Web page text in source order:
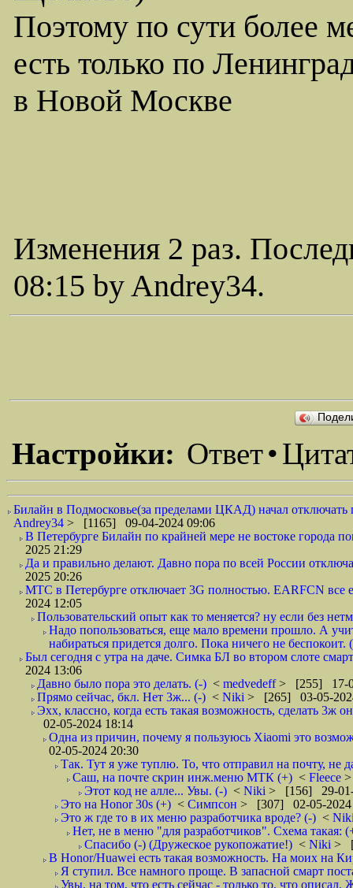
Поэтому по сути более
есть только по
в Новой Москве
Изменения 2 раз.
08:15 by Andrey34.
Настройки: Ответ•
Билайн в Подмосковье(за пределами ЦКАД) начал отключать
Andrey34 > [1165] 09-04-2024 09:06
В Петербурге Билайн по крайней мере не востоке города
2025 21:29
Да и правильно делают. Давно пора по всей России
2025 20:26
МТС в Петербурге отключает 3G полностью. EARFCN все
2024 12:05
Пользовательский опыт как то меняется? ну если без
Надо попользоваться, еще мало времени прошло. А
набираться придется долго. Пока ничего не беспокоит.
Был сегодня с утра на даче. Симка БЛ во втором слоте
2024 13:06
Давно было пора это делать. (-) < medvedeff> [255] 17-
Прямо сейчас, бкл. Нет 3ж... (-) < Niki > [265] 03-05-
Эхх, классно, когда есть такая возможность, сделать
02-05-2024 18:14
Одна из причин, почему я пользуюсь Xiaomi это
02-05-2024 20:30
Так. Тут я уже туплю. То, что отправил на почту, не
Саш, на почте скрин инж.меню МТК (+) < Fleece
Этот код не алле... Увы. (-) < Niki > [156] 29-01-
Это на Honor 30s (+) < Симпсон > [307] 02-05-2024
Это ж где то в их меню разработчика вроде? (-) <
Нет, не в меню "для разработчиков". Схема
Спасибо (-) (Дружеское рукопожатие!) < Niki >
В Honor/Huawei есть такая возможность. На моих на
Я ступил. Все намного проще. В запасной смарт
Увы, на том, что есть сейчас - только то, что